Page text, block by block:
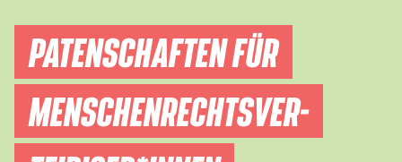
PATENSCHAFTEN FÜR
MENSCHEN­RECHTS­VER­